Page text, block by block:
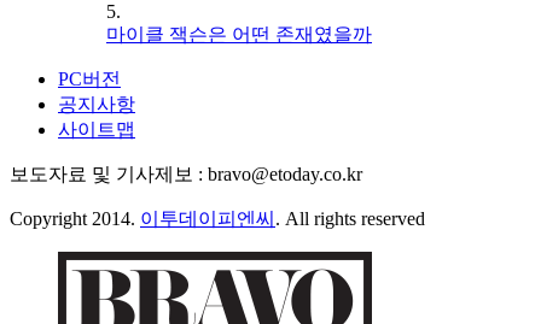
5.
마이클 잭슨은 어떤 존재였을까
PC버전
공지사항
사이트맵
보도자료 및 기사제보 : bravo@etoday.co.kr
Copyright 2014. 이투데이피엔씨 . All rights reserved